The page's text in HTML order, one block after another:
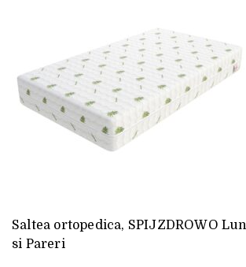
Saltea ortopedica, SPIJZDROWO
si Pareri